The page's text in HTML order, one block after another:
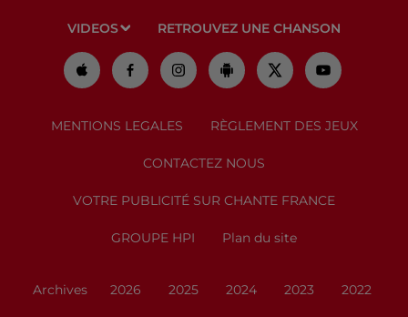
VIDEOS RETROUVEZ UNE CHANSON
MENTIONS LEGALES RÈGLEMENT DES JEUX
CONTACTEZ NOUS
VOTRE PUBLICITÉ SUR CHANTE FRANCE
GROUPE HPI Plan du site
Archives 2026 2025 2024 2023 2022